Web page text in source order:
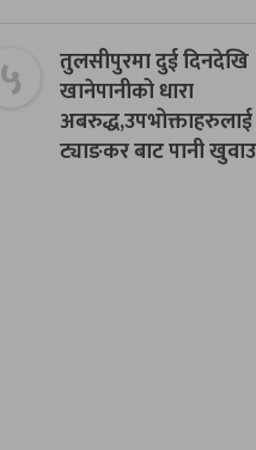
५
तुलसीपुरमा दुई दिनदेखि
खानेपानीको धारा
अबरुद्ध,उपभोक्ताहरुलाई
ट्याङकर बाट पानी